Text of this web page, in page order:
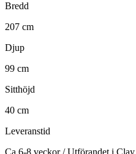
Bredd
207 cm
Djup
99 cm
Sitthöjd
40 cm
Leveranstid
Ca 6-8 veckor / Utförandet i